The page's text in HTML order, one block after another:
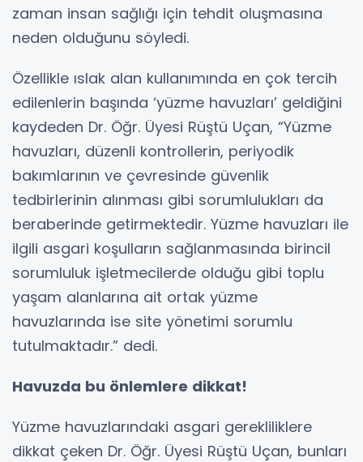
zaman insan sağlığı için tehdit oluşmasına
neden olduğunu söyledi.
Özellikle ıslak alan kullanımında en çok tercih
edilenlerin başında ‘yüzme havuzları’ geldiğini
kaydeden Dr. Öğr. Üyesi Rüştü Uçan, “Yüzme
havuzları, düzenli kontrollerin, periyodik
bakımlarının ve çevresinde güvenlik
tedbirlerinin alınması gibi sorumlulukları da
beraberinde getirmektedir. Yüzme havuzları ile
ilgili asgari koşulların sağlanmasında birincil
sorumluluk işletmecilerde olduğu gibi toplu
yaşam alanlarına ait ortak yüzme
havuzlarında ise site yönetimi sorumlu
tutulmaktadır.” dedi.
Havuzda bu önlemlere dikkat!
Yüzme havuzlarındaki asgari gerekliliklere
dikkat çeken Dr. Öğr. Üyesi Rüştü Uçan, bunları